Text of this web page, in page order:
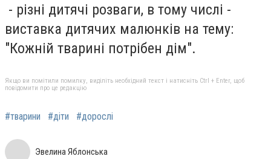
- різні дитячі розваги, в тому числі -
виставка дитячих малюнків на тему:
"Кожній тварині потрібен дім".
Якщо ви помітили помилку, виділіть необхідний текст і натисніть Ctrl + Enter, щоб
повідомити про це редакцію
#тварини #діти #дорослі
Эвелина Яблонська